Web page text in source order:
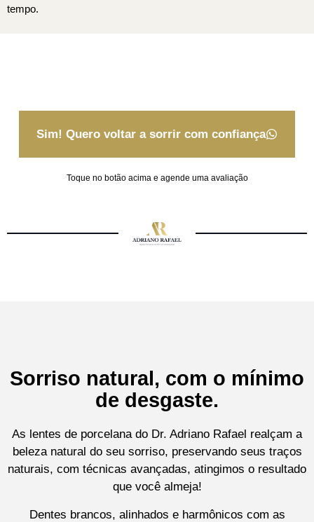
tempo.
Sim! Quero voltar a sorrir com confiança
Toque no botão acima e agende uma avaliação
Sorriso natural, com o mínimo
de desgaste.
As lentes de porcelana do Dr. Adriano Rafael realçam a
beleza natural do seu sorriso, preservando seus traços
naturais, com técnicas avançadas, atingimos o resultado
que você almeja!
Dentes brancos, alinhados e harmônicos com as